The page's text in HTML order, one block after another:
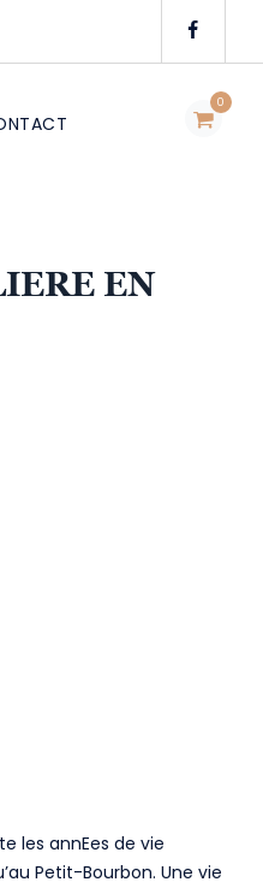
0
EN
les annEes de vie
Petit-Bourbon. Une vie